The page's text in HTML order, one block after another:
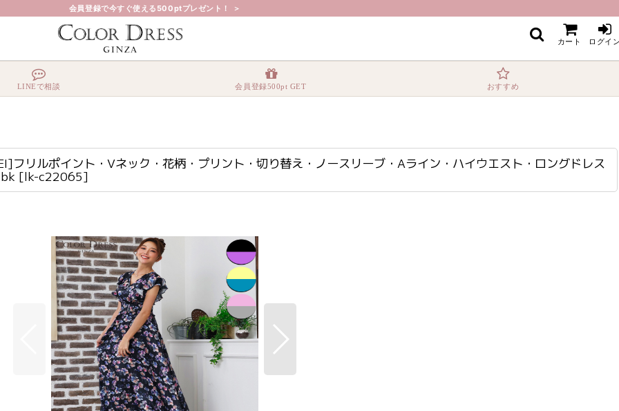
会員登録で今すぐ使える500ptプレゼント！ ＞
カート ログイ
LINEで相談 会員登録500pt GET おすすめ
・花柄・プリント・切り替え・ノースリーブ・Aライン・ハイウエスト・ロングドレス[山崎みどり・れお着用]《送料＆代引き手数料無料》 mybk
フリルポイント・Vネック・花柄・プリント・切り替え・ノースリーブ・Aライン・ハイウエスト・ロングドレス
[lk-c22065]